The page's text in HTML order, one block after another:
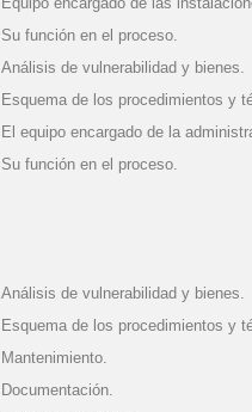
Su función en el proceso.
Análisis de vulnerabilidad y bienes.
Esquema de los procedimientos y
El equipo encargado de la
Su función en el proceso.
Análisis de vulnerabilidad y bienes.
Esquema de los procedimientos y
Mantenimiento.
Documentación.